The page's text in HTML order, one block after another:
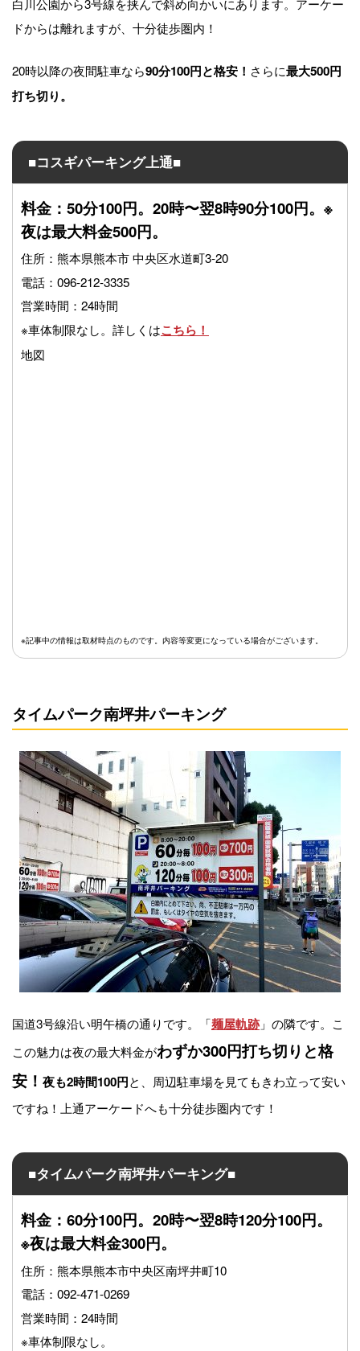
ドからは離れますが、十分徒歩圏内！
20時以降の夜間駐車なら90分100円と格安！ さらに最大500円
打ち切り。
■コスギパーキング上通■
料金：50分100円。20時〜翌8時90分100円。※
夜は最大料金500円。
住所：熊本県熊本市 中央区水道町3-20
電話：096-212-3335
営業時間：24時間
※車体制限なし。詳しくはこちら！
地図
※記事中の情報は取材時点のものです。内容等変更になっている場合がございます。
タイムパーク南坪井パーキング
国道3号線沿い明午橋の通りです。「麺屋軌跡 」の隣です。こ
この魅力は夜の最大料金がわずか300円打ち切りと格
安！ 夜も2時間100円と、周辺駐車場を見てもきわ立って安い
ですね！上通アーケードへも十分徒歩圏内です！
■タイムパーク南坪井パーキング■
料金：60分100円。20時〜翌8時120分100円。
※夜は最大料金300円。
住所：熊本県熊本市中央区南坪井町10
電話：092-471-0269
営業時間：24時間
※車体制限なし。